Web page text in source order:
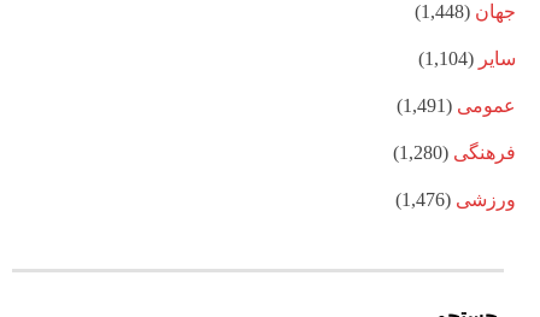
جهان (1,448)
سایر (1,104)
عمومی (1,491)
فرهنگی (1,280)
ورزشی (1,476)